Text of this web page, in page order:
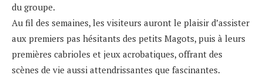
du groupe.
Au fil des semaines, les visiteurs auront le plaisir d’assister
aux premiers pas hésitants des petits Magots, puis à leurs
premières cabrioles et jeux acrobatiques, offrant des
scènes de vie aussi attendrissantes que fascinantes.